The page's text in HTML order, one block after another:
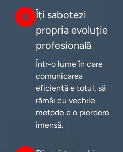
Îți sabotezi
propria evoluție
profesională
Într-o lume în care
comunicarea
eficientă e totul, să
rămâi cu vechile
metode e o pierdere
imensă.